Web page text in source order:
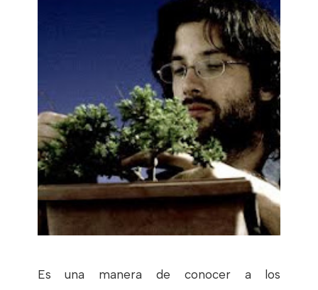
Es una manera de conocer a los